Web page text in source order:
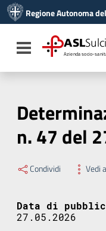
Vai al menu di
Vai al footer
Regione Autonoma
Toggle navigation
ASL
Azienda socio-
n. 47 del
Condividi Vedi
Data di
27.05.2026